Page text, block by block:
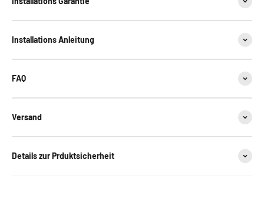
Installations Anleitung
FAQ
Versand
Details zur Prduktsicherheit